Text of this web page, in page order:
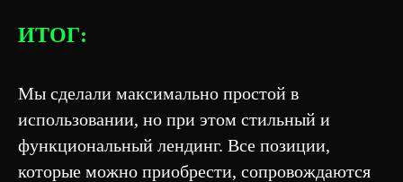
ИТОГ:
Мы сделали максимально простой в
использовании, но при этом стильный и
функциональный лендинг. Все позиции,
которые можно приобрести, сопровождаются